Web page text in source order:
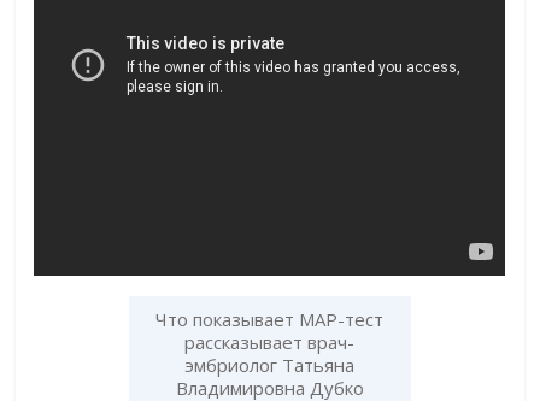
Что показывает МАР-тест
рассказывает врач-
эмбриолог Татьяна
Владимировна Дубко